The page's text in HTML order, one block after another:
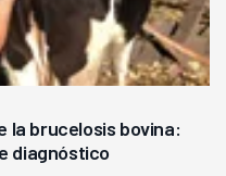
la brucelosis bovina:
diagnóstico